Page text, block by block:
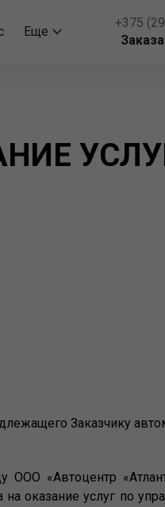
Еще
+375
Заказчику
ООО «Автоцентр
оказание услуг по